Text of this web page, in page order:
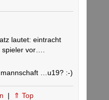
lautet: eintracht
vor….
…u19? :-)
| ⇑ Top